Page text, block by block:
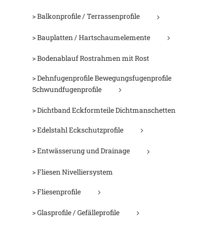
> Balkonprofile / Terrassenprofile
> Bauplatten / Hartschaumelemente
> Bodenablauf Rostrahmen mit Rost
> Dehnfugenprofile Bewegungsfugenprofile
Schwundfugenprofile
> Dichtband Eckformteile Dichtmanschetten
> Edelstahl Eckschutzprofile
> Entwässerung und Drainage
> Fliesen Nivelliersystem
> Fliesenprofile
> Glasprofile / Gefälleprofile